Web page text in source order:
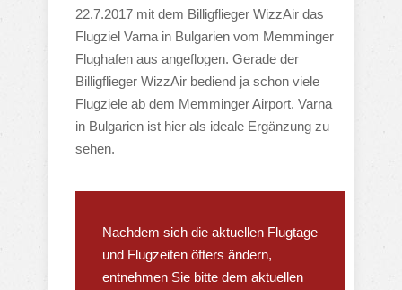
22.7.2017 mit dem Billigflieger WizzAir das
Flugziel Varna in Bulgarien vom Memminger
Flughafen aus angeflogen. Gerade der
Billigflieger WizzAir bediend ja schon viele
Flugziele ab dem Memminger Airport. Varna
in Bulgarien ist hier als ideale Ergänzung zu
sehen.
Nachdem sich die aktuellen Flugtage
und Flugzeiten öfters ändern,
entnehmen Sie bitte dem aktuellen